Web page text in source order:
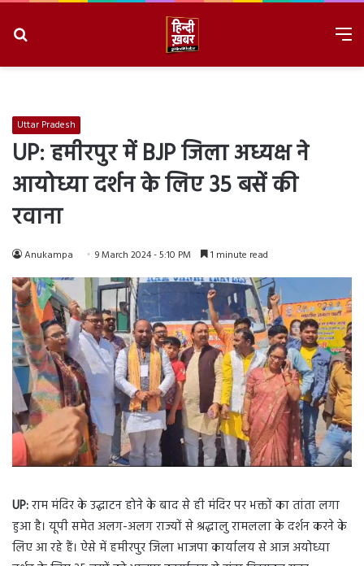
Uttar Pradesh
UP: हमीरपुर में BJP जिला अध्यक्ष ने
आयोध्या दर्शन के लिए 35 बसें की
रवाना
Anukampa 9 March 2024 - 5:10 PM 1 minute read
UP:राम मंदिर के उद्घाटन होने के बाद से ही मंदिर पर भक्तों का तांता लगा
हुआ है। यूपी समेत अलग-अलग राज्यों से श्रद्धालु रामलला के दर्शन करने के
लिए आ रहे हैं। ऐसे में हमीरपुर जिला भाजपा कार्यालय से आज अयोध्या